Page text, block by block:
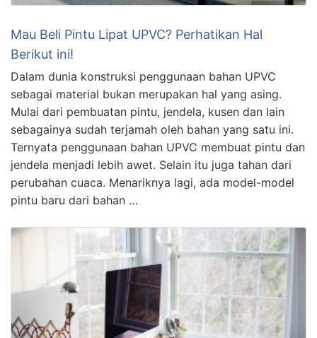
Mau Beli Pintu Lipat UPVC? Perhatikan Hal
Berikut ini!
Dalam dunia konstruksi penggunaan bahan UPVC
sebagai material bukan merupakan hal yang asing.
Mulai dari pembuatan pintu, jendela, kusen dan lain
sebagainya sudah terjamah oleh bahan yang satu ini.
Ternyata penggunaan bahan UPVC membuat pintu dan
jendela menjadi lebih awet. Selain itu juga tahan dari
perubahan cuaca. Menariknya lagi, ada model-model
pintu baru dari bahan …